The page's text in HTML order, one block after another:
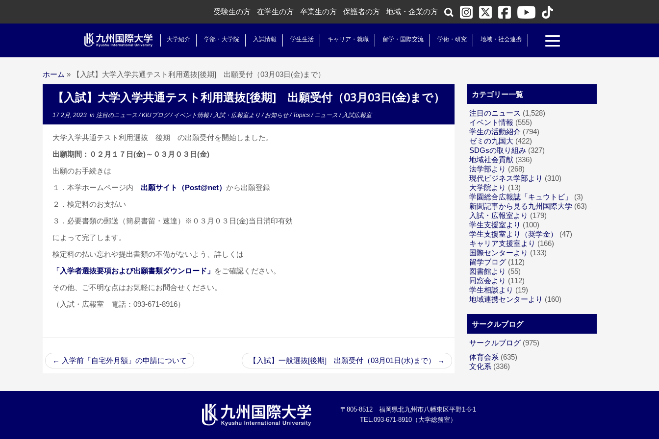
受験生の方 在学生の方 卒業生の方 保護者の方 地域・企業の方
大学紹介 学部・大学院 入試情報 学生生活 キャリア・就職 留学・国際交流 学術・研究 地域・社会連携
ホーム » 【入試】大学入学共通テスト利用選抜[後期] 出願受付（03月03日(金)まで）
【入試】大学入学共通テスト利用選抜[後期] 出願受付（03月03日(金)まで）
17 2月, 2023 in 注目のニュース/KIUブログ/ イベント情報/ 入試・広報室より/お知らせ/Topics/ニュース/ 入試広報室
大学入学共通テスト利用選抜 後期 の出願受付を開始しました。
出願期間：０２月１７日(金)～０３月０３日(金)
出願のお手続きは
１．本学ホームページ内 出願サイト（Post@net） から出願登録
２．検定料のお支払い
３．必要書類の郵送（簡易書留・速達）※０３月０３日(金)当日消印有効
によって完了します。
検定料の払い忘れや提出書類の不備がないよう、詳しくは
「入学者選抜要項および出願書類ダウンロード」 をご確認ください。
その他、ご不明な点はお気軽にお問合せください。
（入試・広報室 電話：093-671-8916）
← 入学前「自宅外月額」の申請について 【入試】一般選抜[後期] 出願受付（03月01日(水)まで） →
カテゴリー一覧
注目のニュース (1,528)
イベント情報 (555)
学生の活動紹介 (794)
ゼミの九国大 (422)
SDGsの取り組み (327)
地域社会貢献 (336)
法学部より (268)
現代ビジネス学部より (310)
大学院より (13)
学園総合広報誌「キュウトビ」
(3)
新聞記事から見る九州国際大学 (63)
入試・広報室より (179)
学生支援室より (100)
学生支援室より（奨学金）
(47)
キャリア支援室より (166)
国際センターより (133)
留学ブログ (112)
図書館より (55)
同窓会より (112)
学生相談より (19)
地域連携センターより (160)
サークルブログ
サークルブログ (975)
体育会系 (635)
文化系 (336)
〒805-8512 福岡県北九州市八幡東区平野1-6-1
TEL.093-671-8910（大学総務室）